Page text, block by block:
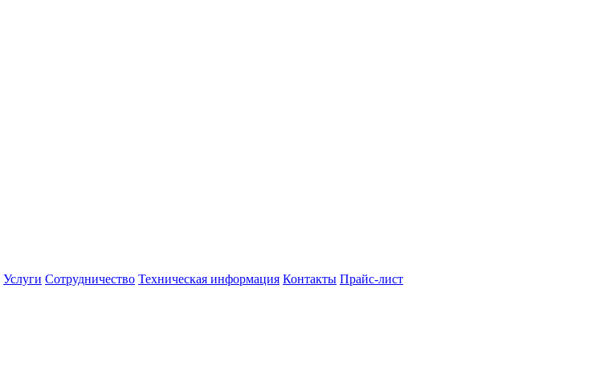
Услуги Сотрудничество Техническая информация Контакты Прайс-лист